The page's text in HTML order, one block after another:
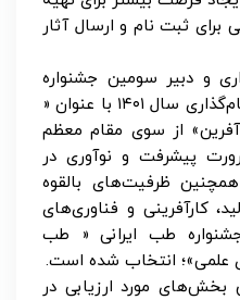
ثبت نام و ارسال آثار
و دبیر سومین جشنواره
طب ایرانی افزود: با توجه به نام‌گذاری سال ۱۴۰۱ با عنوان «
آفرین» از سوی مقام معظم
پیشرفت و نوآوری در
ظرفیت‌های بالقوه
کارآفرینی و فناوری‌های
طب ایرانی « طب
علمی»؛ انتخاب شده است.
مورد ارزیابی در